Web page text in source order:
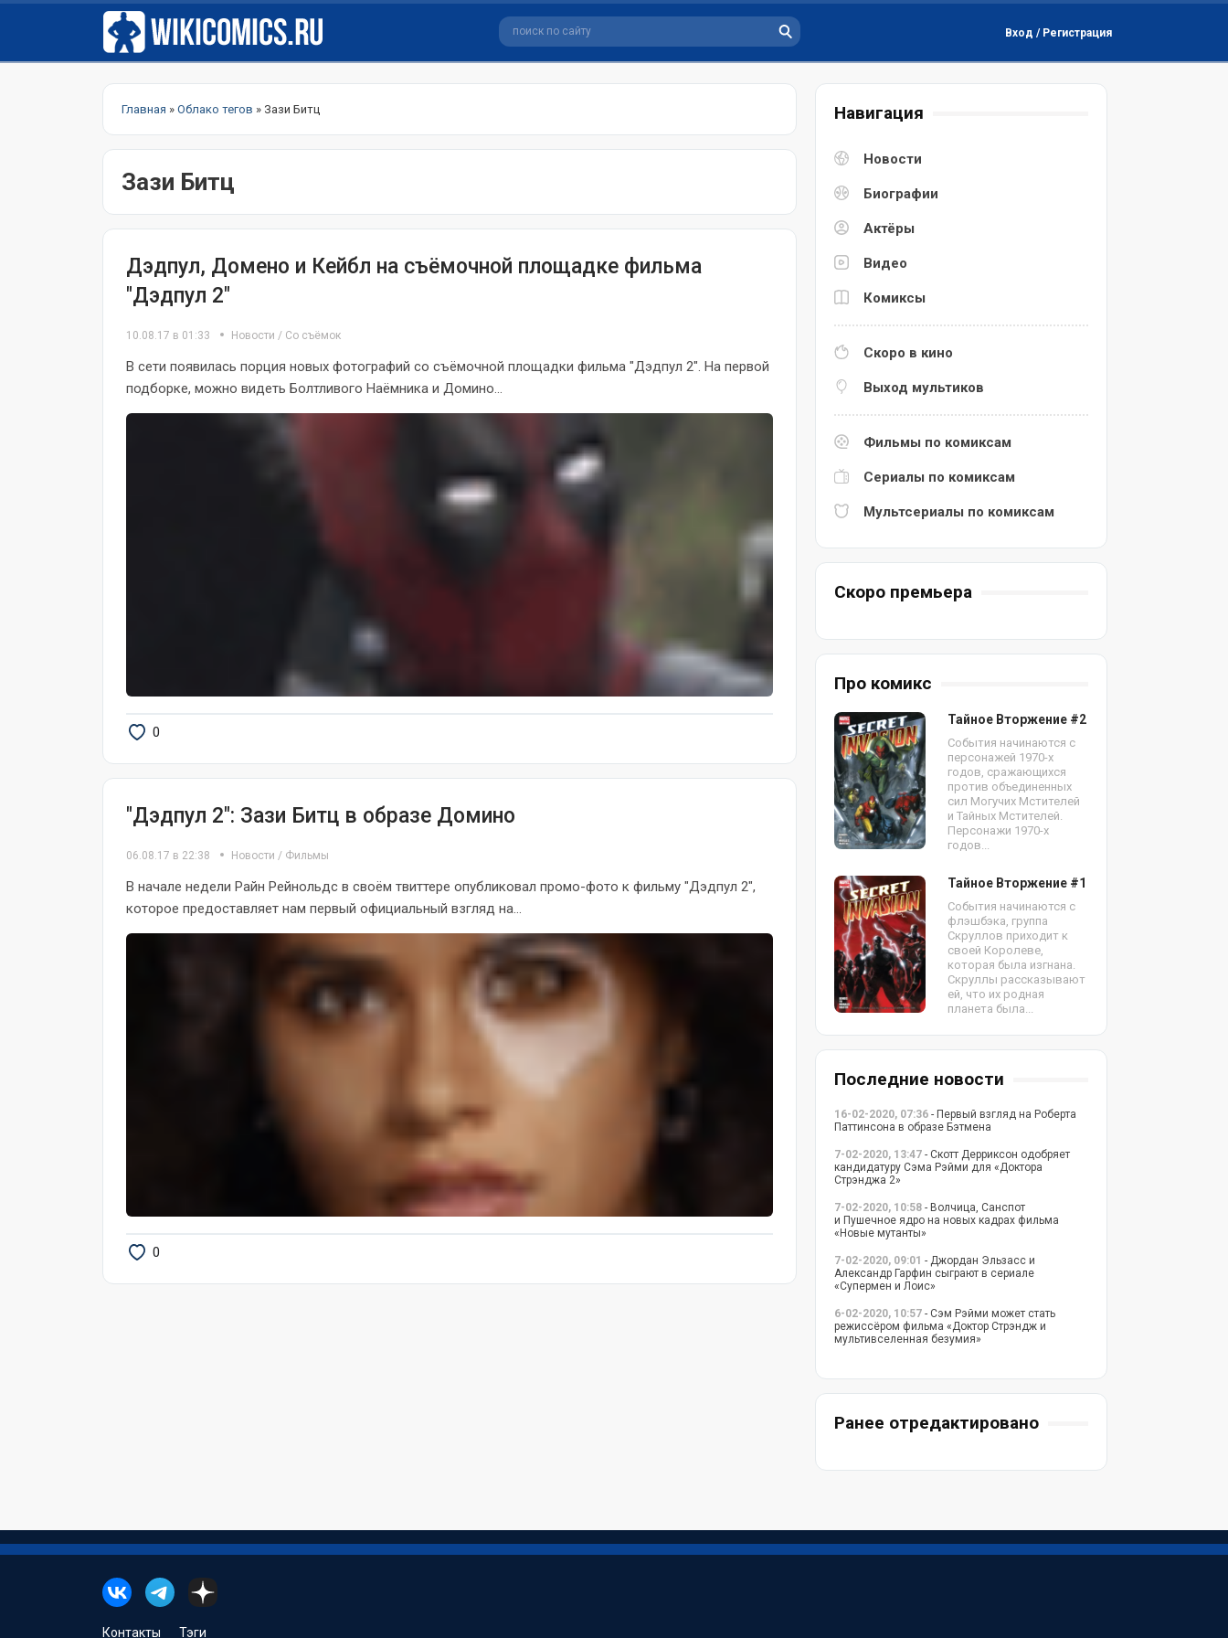
Вход / Регистрация
Главная » Облако тегов » Зази Битц
Зази Битц
Дэдпул, Домено и Кейбл на съёмочной площадке фильма
"Дэдпул 2"
10.08.17 в 01:33 Новости / Со съёмок
В сети появилась порция новых фотографий со съёмочной площадки фильма "Дэдпул 2". На первой
подборке, можно видеть Болтливого Наёмника и Домино...
0
"Дэдпул 2": Зази Битц в образе Домино
06.08.17 в 22:38 Новости / Фильмы
В начале недели Райн Рейнольдс в своём твиттере опубликовал промо-фото к фильму "Дэдпул 2",
которое предоставляет нам первый официальный взгляд на...
0
Навигация
Новости
Биографии
Актёры
Видео
Комиксы
Скоро в кино
Выход мультиков
Фильмы по комиксам
Сериалы по комиксам
Мультсериалы по комиксам
Скоро премьера
Про комикс
Тайное Вторжение #2
События начинаются с
персонажей 1970-х
годов, сражающихся
против объединенных
сил Могучих Мстителей
и Тайных Мстителей.
Персонажи 1970-х
годов...
Тайное Вторжение #1
События начинаются с
флэшбэка, группа
Скруллов приходит к
своей Королеве,
которая была изгнана.
Скруллы рассказывают
ей, что их родная
планета была...
Последние новости
16-02-2020, 07:36 - Первый взгляд на Роберта
Паттинсона в образе Бэтмена
7-02-2020, 13:47 - Скотт Дерриксон одобряет
кандидатуру Сэма Рэйми для «Доктора
Стрэнджа 2»
7-02-2020, 10:58 - Волчица, Санспот
и Пушечное ядро на новых кадрах фильма
«Новые мутанты»
7-02-2020, 09:01 - Джордан Эльзасс и
Александр Гарфин сыграют в сериале
«Супермен и Лоис»
6-02-2020, 10:57 - Сэм Рэйми может стать
режиссёром фильма «Доктор Стрэндж и
мультивселенная безумия»
Ранее отредактировано
Контакты Тэги